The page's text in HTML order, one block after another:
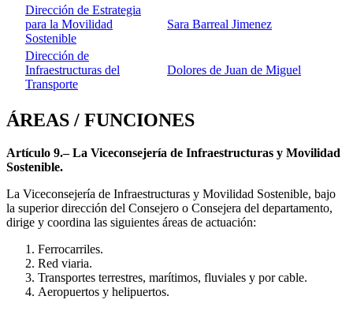
Dirección de Estrategia
para la Movilidad
Sostenible
Sara Barreal Jimenez
Dirección de
Infraestructuras del
Transporte
Dolores de Juan de Miguel
ÁREAS / FUNCIONES
Artículo 9.– La Viceconsejería de Infraestructuras y Movilidad
Sostenible.
La Viceconsejería de Infraestructuras y Movilidad Sostenible, bajo
la superior dirección del Consejero o Consejera del departamento,
dirige y coordina las siguientes áreas de actuación:
Ferrocarriles.
Red viaria.
Transportes terrestres, marítimos, fluviales y por cable.
Aeropuertos y helipuertos.